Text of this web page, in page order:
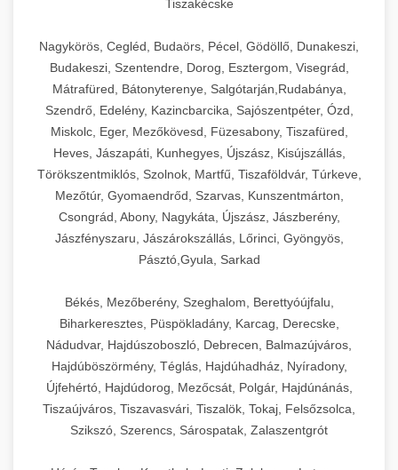
Tiszakécske
Nagykörös, Cegléd, Budaörs, Pécel, Gödöllő, Dunakeszi,
Budakeszi, Szentendre, Dorog, Esztergom, Visegrád,
Mátrafüred, Bátonyterenye, Salgótarján,Rudabánya,
Szendrő, Edelény, Kazincbarcika, Sajószentpéter, Ózd,
Miskolc, Eger, Mezőkövesd, Füzesabony, Tiszafüred,
Heves, Jászapáti, Kunhegyes, Újszász, Kisújszállás,
Törökszentmiklós, Szolnok, Martfű, Tiszaföldvár, Túrkeve,
Mezőtúr, Gyomaendrőd, Szarvas, Kunszentmárton,
Csongrád, Abony, Nagykáta, Újszász, Jászberény,
Jászfényszaru, Jászárokszállás, Lőrinci, Gyöngyös,
Pásztó,Gyula, Sarkad
Békés, Mezőberény, Szeghalom, Berettyóújfalu,
Biharkeresztes, Püspökladány, Karcag, Derecske,
Nádudvar, Hajdúszoboszló, Debrecen, Balmazújváros,
Hajdúböszörmény, Téglás, Hajdúhadház, Nyíradony,
Újfehértó, Hajdúdorog, Mezőcsát, Polgár, Hajdúnánás,
Tiszaújváros, Tiszavasvári, Tiszalök, Tokaj, Felsőzsolca,
Szikszó, Szerencs, Sárospatak, Zalaszentgrót